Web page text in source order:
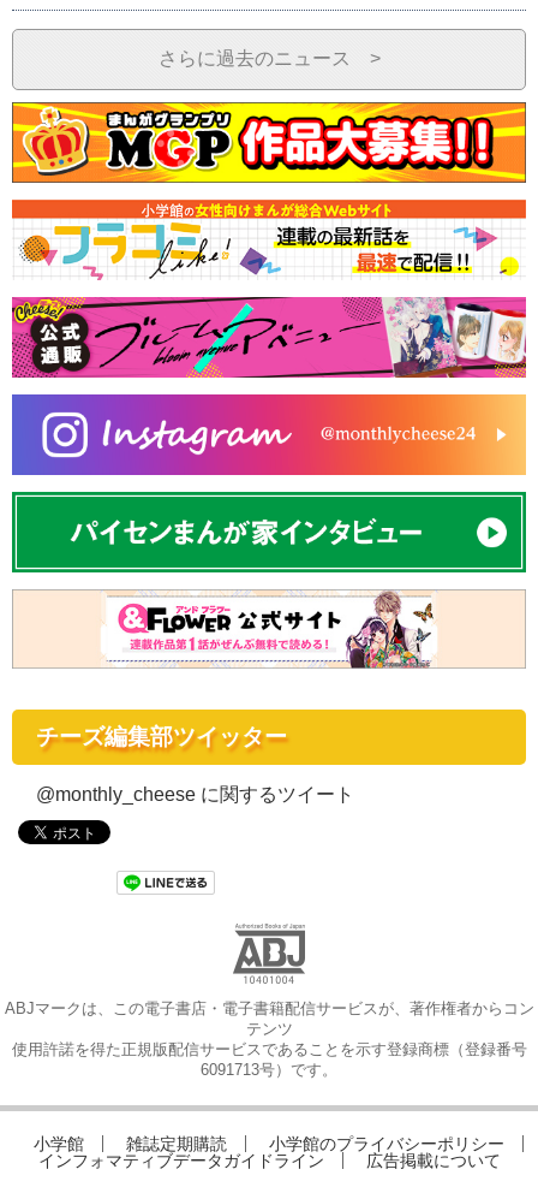
さらに過去のニュース >
チーズ編集部ツイッター
@monthly_cheese に関するツイート
ABJマークは、この電子書店・電子書籍配信サービスが、著作権者からコン
テンツ
使用許諾を得た正規版配信サービスであることを示す登録商標（登録番号
6091713号）です。
小学館 雑誌定期購読
小学館のプライバシーポリシー
インフォマティブデータガイドライン
広告掲載について